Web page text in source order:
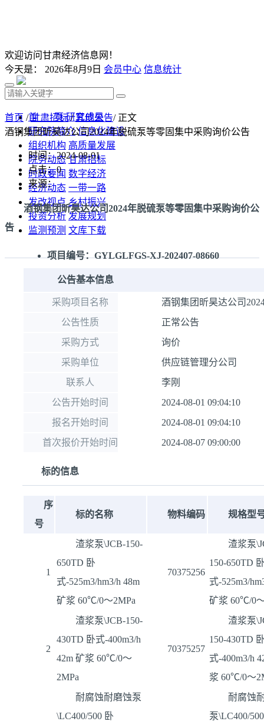
欢迎访问甘肃经济信息网！
今天是： 2026年8月9日 会员中心 信息统计
首 页 研究成果
研究院简介 信息化建设
组织机构 高质量发展
院务动态 甘肃招标
时政要闻 数字经济
经济动态 一带一路
发改视点 乡村振兴
投资分析 发展规划
监测预测 文库下载
首页 /甘肃招标/其他公告/ 正文
酒钢集团昕昊达公司2024年脱硫泵等零固集中采购询价公告
时间：2024-08-01
点击：0
来源：
酒钢集团昕昊达公司2024年脱硫泵等零固集中采购询价公
告
项目编号：GYLGLFGS-XJ-202407-08660
公告基本信息
采购项目名称
酒钢集团昕昊达公司
公告性质
正常公告
采购方式
询价
采购单位
供应链管理分公司
联系人
李刚
公告开始时间
2024-08-01 09:04:10
报名开始时间
2024-08-01 09:04:10
首次报价开始时间
2024-08-07 09:00:00
标的信息
序
号
标的名称 物料编码 规格型
1
渣浆泵\JCB-150-
650TD 卧
式-525m3/hm3/h 48m
矿浆 60℃/0～2MPa
70375256
渣浆泵
150-650TD
式-525m3/
矿浆 60℃/0
2
渣浆泵\JCB-150-
430TD 卧式-400m3/h
42m 矿浆 60℃/0～
2MPa
70375257
渣浆泵
150-430TD
式-400m3/h
浆 60℃/0～
耐腐蚀耐磨蚀泵
\LC400/500 卧
耐腐蚀
泵\LC400/